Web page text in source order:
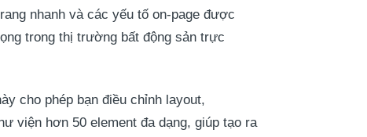
nhanh và các yếu tố on-page được
trong thị trường bất động sản trực
cho phép bạn điều chỉnh layout,
viện hơn 50 element đa dạng, giúp tạo ra